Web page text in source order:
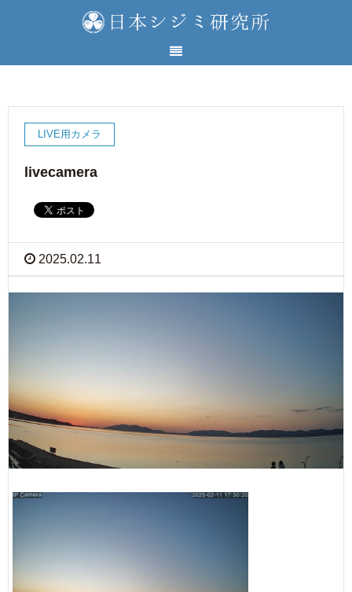
LIVE用カメラ
livecamera
2025.02.11